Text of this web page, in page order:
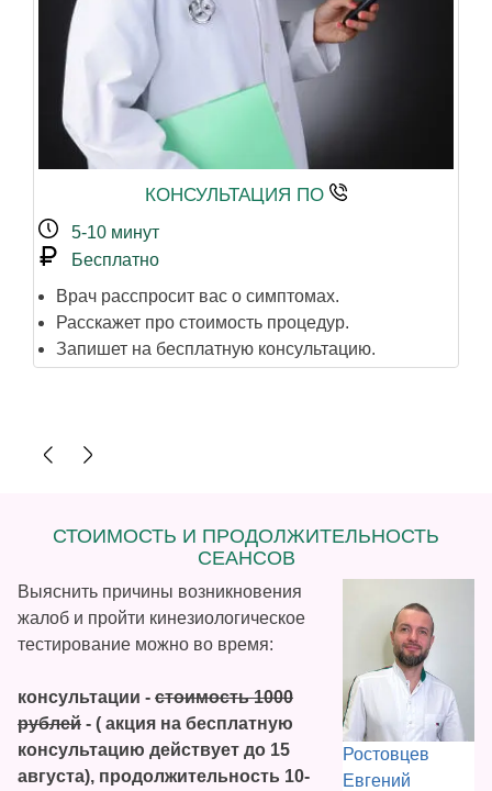
КОНСУЛЬТАЦИЯ ПО
5-10 минут
Бесплатно
Врач расспросит вас о симптомах.
Расскажет про стоимость процедур.
Запишет на бесплатную консультацию.
СТОИМОСТЬ И ПРОДОЛЖИТЕЛЬНОСТЬ
СЕАНСОВ
Ростовцев
Евгений
Выяснить причины возникновения
жалоб и пройти кинезиологическое
тестирование можно во время:
консультации - стоимость 1000
рублей - ( акция на бесплатную
консультацию действует до 15
августа), продолжительность 10-